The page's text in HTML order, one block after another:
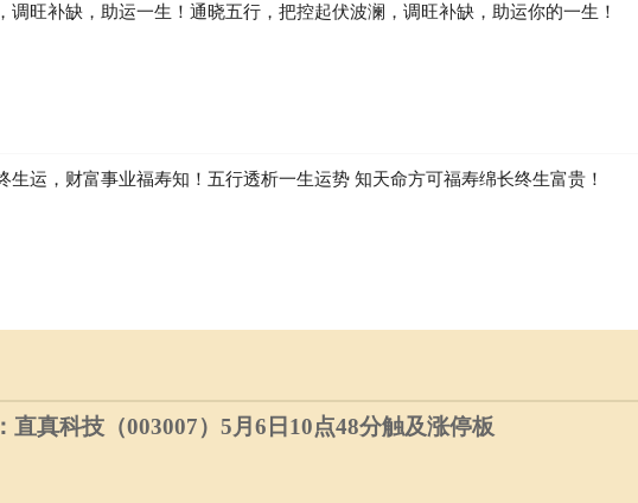
调旺补缺，助运一生！通晓五行，把控起伏波澜，调旺补缺，助运你的一生！
生运，财富事业福寿知！五行透析一生运势 知天命方可福寿绵长终生富贵！
直真科技（003007）5月6日10点48分触及涨停板